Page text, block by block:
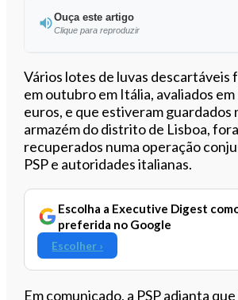
Ouça este artigo
Clique para reproduzir
Ouvir este artigo
Vários lotes de luvas descartáveis
em outubro em Itália, avaliados em
euros, e que estiveram guardados
armazém do distrito de Lisboa,
recuperados numa operação
PSP e autoridades italianas.
Escolha a Executive Digest
preferida no Google
Escolher ›
Em comunicado, a PSP adianta que